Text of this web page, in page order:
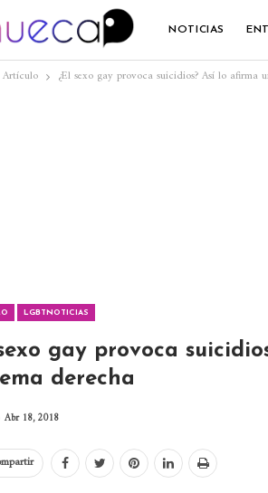
NOTICIAS
Artículo ¿El sexo gay provoca suicidios? Así lo afirma
LGBTNOTICIAS
gay provoca
derecha
Abr 18, 2018